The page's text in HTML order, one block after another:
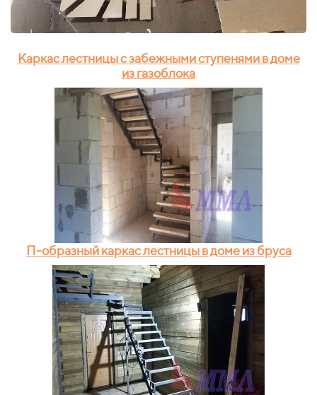
Каркас лестницы с забежными ступенями в доме
из газоблока
П-образный каркас лестницы в доме из бруса